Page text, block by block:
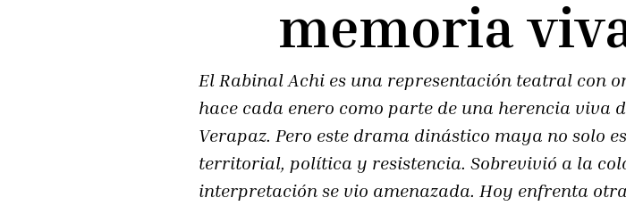
memoria
El Rabinal Achi es una representación teatral con
hace cada enero como parte de una herencia viva
Verapaz. Pero este drama dinástico maya no solo
territorial, política y resistencia. Sobrevivió a la
interpretación se vio amenazada. Hoy enfrenta